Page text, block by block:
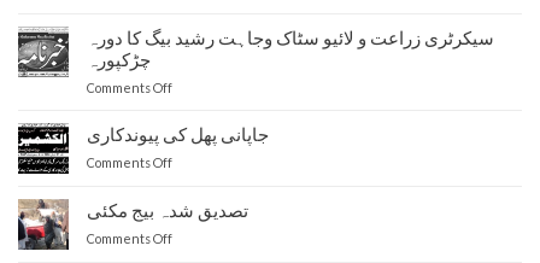
ناظم
توسیع
مظفرآباد
پنیریوں
کی
سیکرٹری زراعت و لائیو سٹاک وجاہت رشید بیگ کا دورہ
چڑکپورہ
Comments Offon
زراعت
و
وجاہت
جاپانی پھل کی پیوندکاری
Comments Offon
کی
پیوندکاری
تصدیق شدہ بیج مکئی
Comments Offon